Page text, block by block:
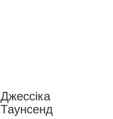
Джессіка
Таунсенд